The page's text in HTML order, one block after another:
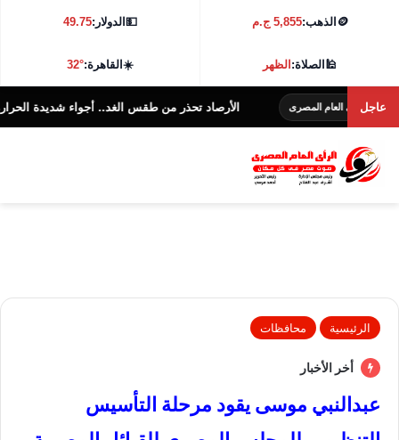
🪙 الذهب:5,855 ج.م 💵الدولار:49.75
🕌الصلاة:الظهر ☀️القاهرة:32°
عاجل
المصرى الأرصاد تحذر من طقس الغد.. أجواء شديدة الحرارة و38 درجة بالقاهرة
الرئيسية محافظات
أخر الأخبار
عبدالنبي موسى يقود مرحلة التأسيس